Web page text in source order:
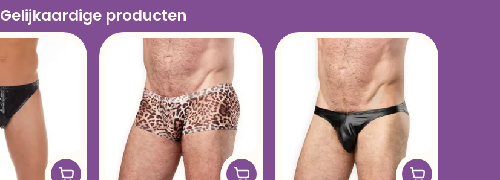
Gelijkaardige producten